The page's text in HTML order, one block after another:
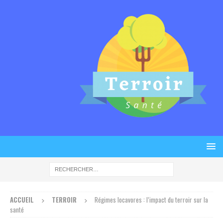
ACCUEIL TERROIR
Régimes locavores : l’impact du terroir sur la
santé